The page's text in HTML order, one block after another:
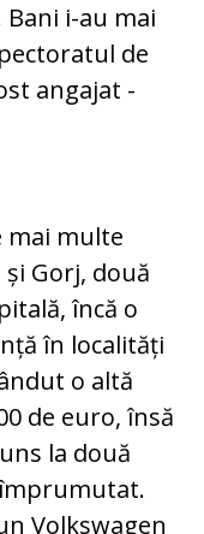
i-au mai
de
angajat -
mai multe
Gorj, două
încă o
în localități
o altă
de euro, însă
la două
împrumutat.
Volkswagen